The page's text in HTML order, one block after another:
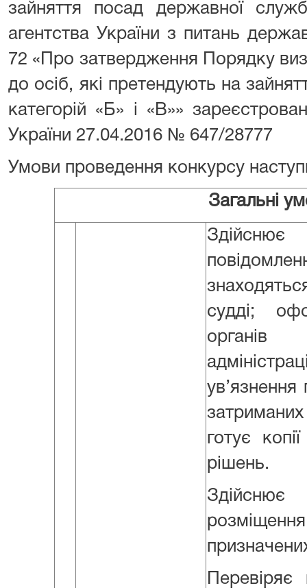
зайняття посад державної
агентства України з питань
72 «Про затвердження Порядку
до осіб, які претендують на
категорій «Б» і «В»»
України 27.04.2016 № 647/28777
Умови проведення конкурсу
Загальні
Здійснює
судді;
органів
готує
рішень.
Перевіряє